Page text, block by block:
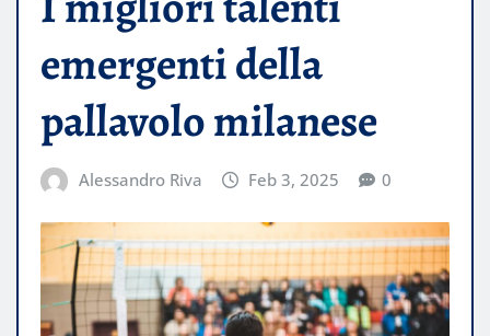
emergenti della
pallavolo milanese
Alessandro Riva Feb 3, 2025 0